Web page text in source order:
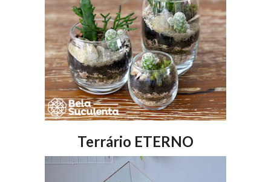
Terrário ETERNO